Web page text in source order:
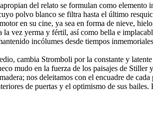
del relato se formulan como elemento
polvo blanco se filtra hasta el último
en su cine, ya sea en forma de nieve,
vez yerma y fértil, así como bella e
incólumes desde tiempos
cambia Stromboli por la constante y
mudo en la fuerza de los paisajes de
nos deleitamos con el encuadre de
de puertas y el optimismo de sus bailes.